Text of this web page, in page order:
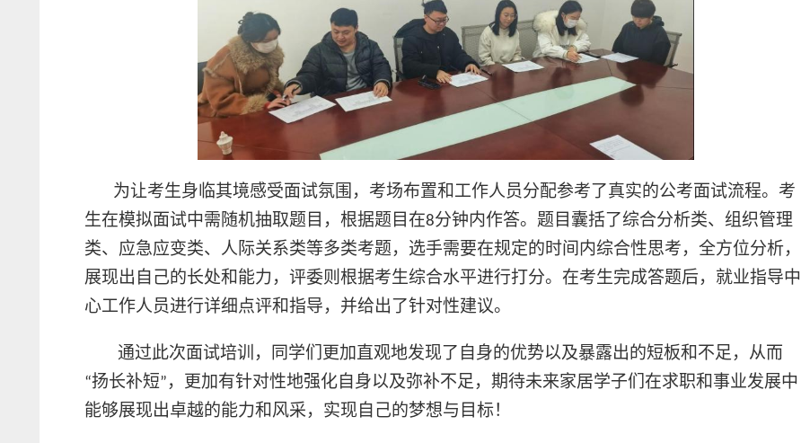
为让考生身临其境感受面试氛围，考场布置和工作人员分配参考了真实的公考面试流程。 考
生在模拟面试中需随机抽取题目，根据题目在8分钟内作答。 题目囊括了综合分析类、组织管理
类、应急应变类、人际关系类等多类考题， 选手需要在规定的时间内综合性思考，全方位分析，
展现出自己的长处和能力， 评委则根据考生综合水平进行打分。 在考生完成答题后，就业指导中
心工作人员进行详细点评和指导，并给出了针对性建议。
通过此次面试培训，同学们更加直观地发现了自身的优势以及暴露出的短板和不足，从而
“扬长补短” ，更加有针对性地强化自身以及弥补不足，期待未来家居学子们在求职和事业发展中
能够展现出卓越的能力和风采，实现自己的梦想与目标！